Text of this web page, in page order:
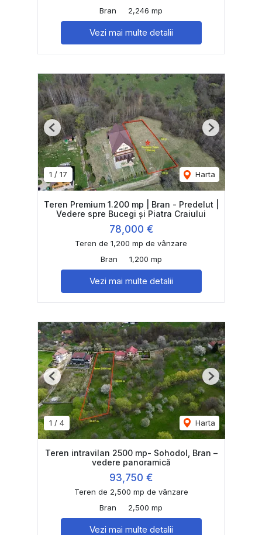
Bran
2,246 mp
Vezi mai multe detalii
1 / 17 Harta
Previous Next
Teren Premium 1.200 mp | Bran - Predelut |
Vedere spre Bucegi și Piatra Craiului
78,000 €
Teren de 1,200 mp de vânzare
Bran
1,200 mp
Vezi mai multe detalii
1 / 4 Harta
Previous Next
Teren intravilan 2500 mp- Sohodol, Bran –
vedere panoramică
93,750 €
Teren de 2,500 mp de vânzare
Bran
2,500 mp
Vezi mai multe detalii